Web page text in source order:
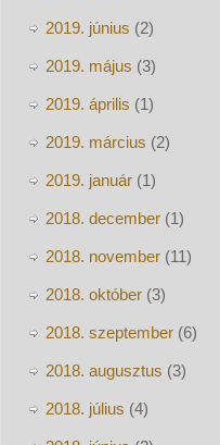
2019. június (2)
2019. május (3)
2019. április (1)
2019. március (2)
2019. január(1)
2018. december(1)
2018. november(11)
2018. október(3)
2018. szeptember(6)
2018. augusztus (3)
2018. július (4)